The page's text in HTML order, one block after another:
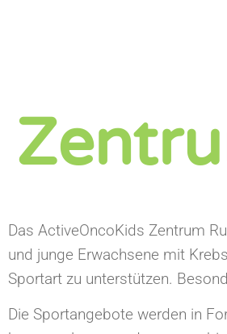
Das ActiveOncoKids Zentrum
und junge Erwachsene mit
Sportart zu unterstützen.
Die Sportangebote werden in